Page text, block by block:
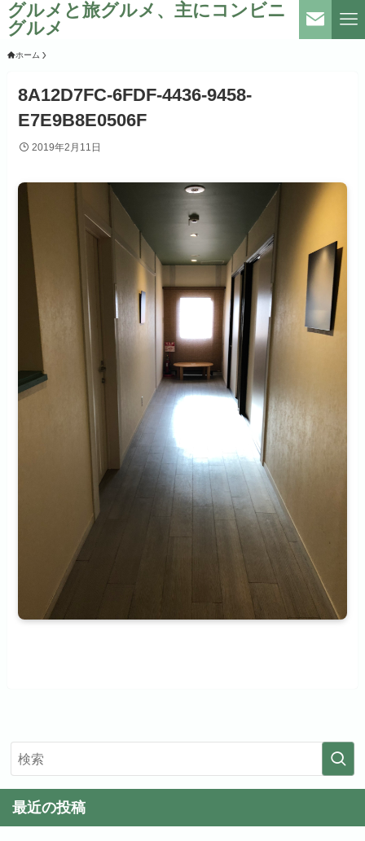
グルメと旅グルメ、主にコンビニ
グルメ
ホーム
8A12D7FC-6FDF-4436-9458-
E7E9B8E0506F
2019年2月11日
最近の投稿